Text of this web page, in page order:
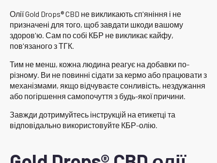
Олії Gold Drops® CBD не викликають сп'яніння і не
призначені для того, щоб завдати шкоди вашому
здоров'ю. Сам по собі КБР не викликає кайфу,
пов'язаного з ТГК.
Тим не менш, кожна людина реагує на добавки по-
різному. Ви не повинні сідати за кермо або працювати з
механізмами, якщо відчуваєте сонливість, нездужання
або погіршення самопочуття з будь-якої причини.
Завжди дотримуйтесь інструкцій на етикетці та
відповідально використовуйте КБР-олію.